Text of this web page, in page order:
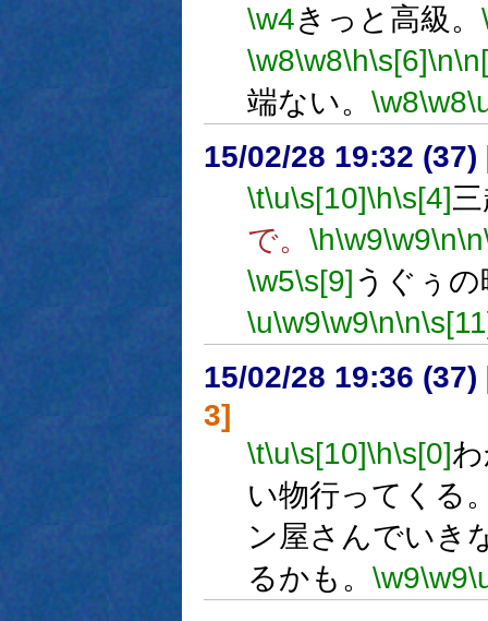
\w4きっと高級。
\w8\w8\h\s[6]\n
端ない。 \w8\w8
15/02/28 19:32 (37)
\t\u\s[10]\h\s[4]
で。 \h\w9\w9\n\n
\w5\s[9] うぐぅ
\u\w9\w9\n\n
15/02/28 19:36 (37)
3]
\t\u\s[10]\h\s[0]
い物行ってくる
ン屋さんでいき
るかも。 \w9\w9